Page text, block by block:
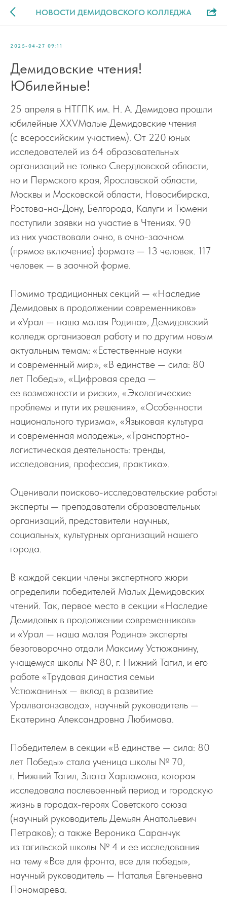
НОВОСТИ ДЕМИДОВСКОГО КОЛЛЕДЖА
2025-04-27 09:11
Демидовские чтения!
Юбилейные!
25 апреля в НТГПК им. Н. А. Демидова прошли
юбилейные XXVМалые Демидовские чтения
(с всероссийским участием). От 220 юных
исследователей из 64 образовательных
организаций не только Свердловской области,
но и Пермского края, Ярославской области,
Москвы и Московской области, Новосибирска,
Ростова-на-Дону, Белгорода, Калуги и Тюмени
поступили заявки на участие в Чтениях. 90
из них участвовали очно, в очно-заочном
(прямое включение) формате — 13 человек. 117
человек — в заочной форме.
Помимо традиционных секций — «Наследие
Демидовых в продолжении современников»
и «Урал — наша малая Родина», Демидовский
колледж организовал работу и по другим новым
актуальным темам: «Естественные науки
и современный мир», «В единстве — сила: 80
лет Победы», «Цифровая среда —
ее возможности и риски», «Экологические
проблемы и пути их решения», «Особенности
национального туризма», «Языковая культура
и современная молодежь», «Транспортно-
логистическая деятельность: тренды,
исследования, профессия, практика».
Оценивали поисково-исследовательские работы
эксперты — преподаватели образовательных
организаций, представители научных,
социальных, культурных организаций нашего
города.
В каждой секции члены экспертного жюри
определили победителей Малых Демидовских
чтений. Так, первое место в секции «Наследие
Демидовых в продолжении современников»
и «Урал — наша малая Родина» эксперты
безоговорочно отдали Максиму Устюжанину,
учащемуся школы № 80, г. Нижний Тагил, и его
работе «Трудовая династия семьи
Устюжаниных — вклад в развитие
Уралвагонзавода», научный руководитель —
Екатерина Александровна Любимова.
Победителем в секции «В единстве — сила: 80
лет Победы» стала ученица школы № 70,
г. Нижний Тагил, Злата Харламова, которая
исследовала послевоенный период и городскую
жизнь в городах-героях Советского союза
(научный руководитель Демьян Анатольевич
Петраков); а также Вероника Саранчук
из тагильской школы № 4 и ее исследования
на тему «Все для фронта, все для победы»,
научный руководитель — Наталья Евгеньевна
Пономарева.